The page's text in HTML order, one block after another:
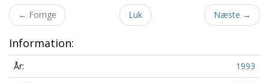
← Forrige Luk Næste →
Information:
År:
1993